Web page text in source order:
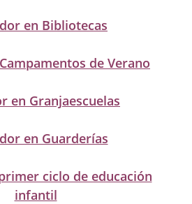
en Bibliotecas
de Verano
en Granjaescuelas
en Guarderías
ciclo de educación
infantil